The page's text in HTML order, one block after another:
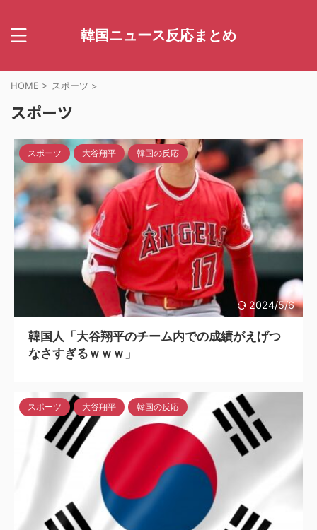
韓国ニュース反応まとめ
HOME > スポーツ >
スポーツ
2024/5/6
スポーツ 大谷翔平 韓国の反応
韓国人「大谷翔平のチーム内での成績がえげつ
なさすぎるｗｗｗ」
スポーツ 大谷翔平 韓国の反応